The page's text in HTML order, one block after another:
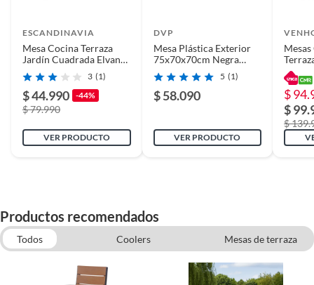
ESCANDINAVIA
Mesa Cocina Terraza
Jardín Cuadrada Elvan
71x70x70 Negra3 (1)
$ 44.990 -44%
$ 79.990
VER PRODUCTO
DVP
Mesa Plástica Exterior
75x70x70cm Negra
DVP DVP
5 (1)
$ 58.090
VER PRODUCTO
Negra
$
$
$
Productos recomendados
Todos Coolers
Mesas de terraza
Juegos de Balcon